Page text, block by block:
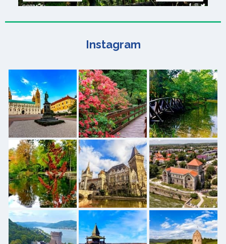
Instagram